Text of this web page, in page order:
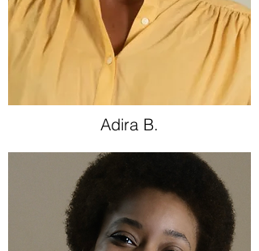
Adira B.